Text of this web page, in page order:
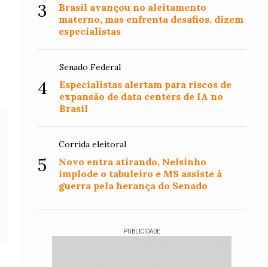
3
Brasil avançou no aleitamento
materno, mas enfrenta desafios, dizem
especialistas
4
Senado Federal
Especialistas alertam para riscos de
expansão de data centers de IA no
Brasil
5
Corrida eleitoral
Novo entra atirando, Nelsinho
implode o tabuleiro e MS assiste à
guerra pela herança do Senado
PUBLICIDADE